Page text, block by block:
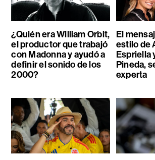
¿Quién era William Orbit,
el productor que trabajó
con Madonna y ayudó a
definir el sonido de los
2000?
El
estilo de
Espriella
Pineda,
experta